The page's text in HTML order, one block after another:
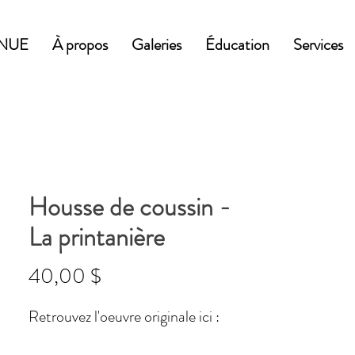
À propos Galeries Éducation Services
Housse de coussin -
La printanière
40,00 $
Retrouvez l'oeuvre originale ici :